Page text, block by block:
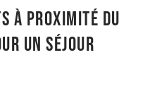
à proximité du
un séjour